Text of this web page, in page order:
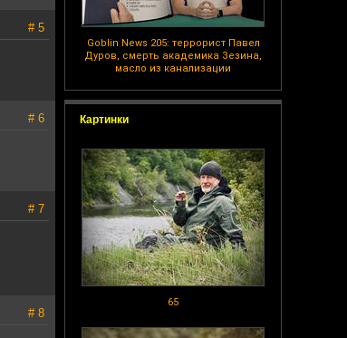
Goblin News 205: террорист Павел
Дуров, смерть академика Зезина,
масло из канализации
Картинки
65
# 5
# 6
# 7
# 8